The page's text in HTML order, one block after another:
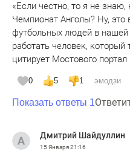
«Если честно, то я не знаю,
Чемпионат Анголы? Ну,
футбольных людей в нашей
работать человек, который
цитирует Мостового портал
0 5 1 эмодзи
Показать ответы 1
Дмитрий Шайдуллин
15 Января21:16